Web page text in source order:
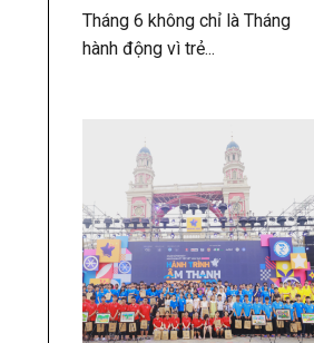
Tháng 6 không chỉ là Tháng
hành động vì trẻ...